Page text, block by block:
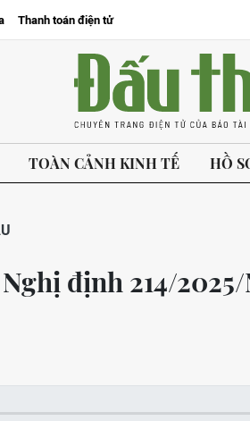
Thanh toán điện tử
TOÀN CẢNH KINH TẾ HỒ
định 214/